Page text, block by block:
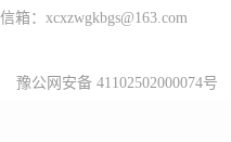
箱：xcxzwgkbgs@163.com
豫公网安备 41102502000074号